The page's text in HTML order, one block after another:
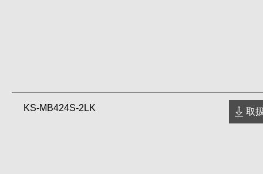
KS-MB424S-2LK 取